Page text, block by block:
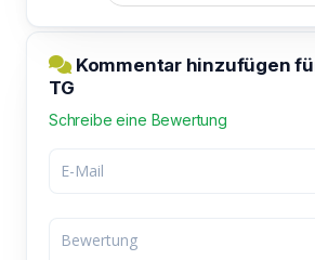
Kommentar hinzufügen
TG
Schreibe eine Bewertung